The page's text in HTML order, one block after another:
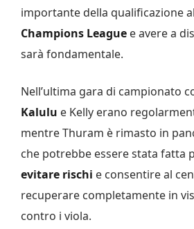
importante della qualificazione
Champions League e avere a
sarà fondamentale.
Nell’ultima gara di campionato
Kalulu e Kelly erano
mentre Thuram è rimasto in
che potrebbe essere stata fatta
evitare rischi e consentire al
recuperare completamente in
contro i viola.